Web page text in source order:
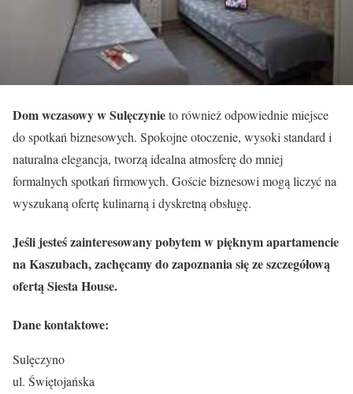
Dom wczasowy w Sulęczynieto również odpowiednie miejsce
do spotkań biznesowych. Spokojne otoczenie, wysoki standard i
naturalna elegancja, tworzą idealna atmosferę do mniej
formalnych spotkań firmowych. Goście biznesowi mogą liczyć na
wyszukaną ofertę kulinarną i dyskretną obsługę.
Jeśli jesteś zainteresowany pobytem w pięknym apartamencie
na Kaszubach, zachęcamy do zapoznania się ze szczegółową
ofertą Siesta House.
Dane kontaktowe:
Sulęczyno
ul. Świętojańska